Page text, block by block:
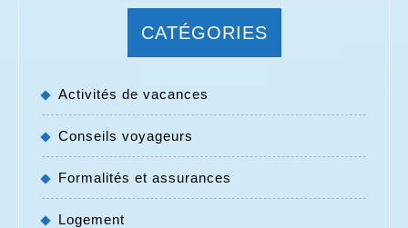
CATÉGORIES
Activités de vacances
Conseils voyageurs
Formalités et assurances
Logement